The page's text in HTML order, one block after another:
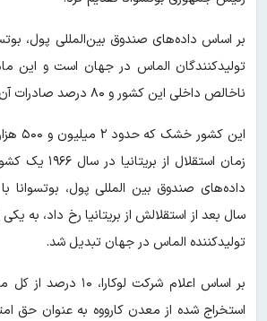
بر اساس داده‌های صندوق بین‌المللی پول،
ناخالص داخلی این کشور و ۸۰ درصد صادرات آن را تشکیل می‌دهد.
این
زمان استقلال از
داده‌های صندوق بین المللی پول،
سال بعد از استقلالش از بریتانیا رخ داد، به
تولیدکننده الماس در جهان تبدیل شد.
بر اساس اعلام شرکت
استخراج شده از معدن کارووه به عنوان حق